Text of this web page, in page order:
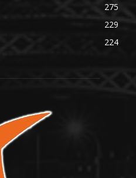
275
229
224